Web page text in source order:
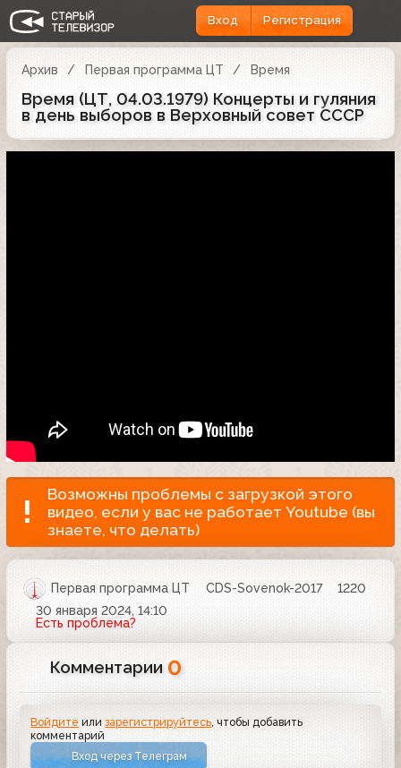
Вход Регистрация
Архив Первая программа ЦТ Время
Время (ЦТ, 04.03.1979) Концерты и гуляния
в день выборов в Верховный совет СССР
Возможны проблемы с загрузкой этого
видео, если у вас не работает Youtube (вы
знаете, что делать)
Первая программа ЦТ CDS-Sovenok-2017
1220
30 января 2024, 14:10
Есть проблема?
Комментарии 0
Войдите илизарегистрируйтесь , чтобы добавить
комментарий
Вход через Телеграм